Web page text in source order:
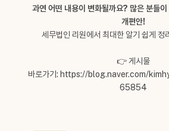
과연 어떤 내용이 변화될까요? 많은 분들이
개편안!
세무법인 리원에서 최대한 알기 쉽게 정
👉 게시물
바로가기: https://blog.naver.com/
65854